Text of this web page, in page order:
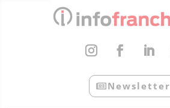
Newsletter